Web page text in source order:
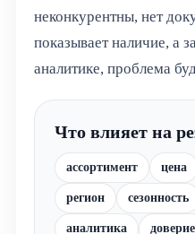
неконкурентны, нет
показывает наличие, а
аналитике, проблема
Что влияет на
ассортимент цена
регион сезонность
аналитика доверие